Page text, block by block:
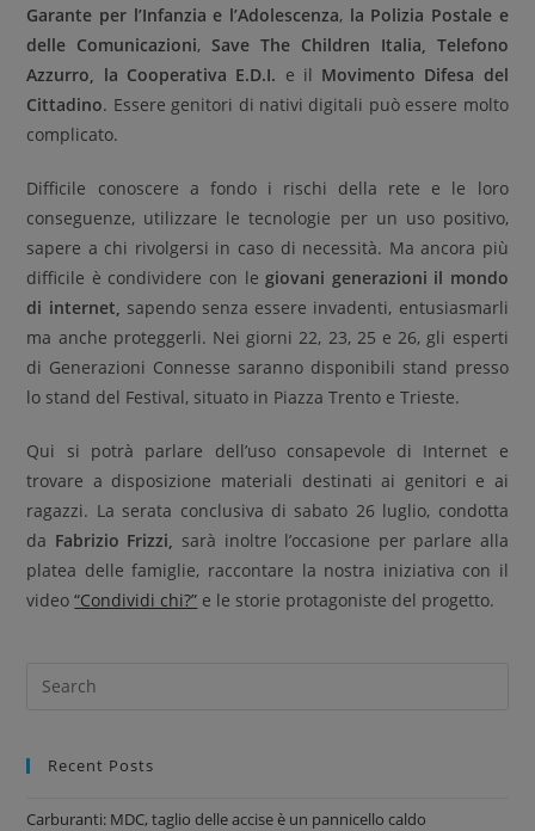
Garante per l’Infanzia e l’Adolescenza, la Polizia Postale e
delle Comunicazioni,Save The Children Italia, Telefono
Azzurro, la Cooperativa E.D.I. e il Movimento Difesa del
Cittadino. Essere genitori di nativi digitali può essere molto
complicato.
Difficile conoscere a fondo i rischi della rete e le loro
conseguenze, utilizzare le tecnologie per un uso positivo,
sapere a chi rivolgersi in caso di necessità. Ma ancora più
difficile è condividere con le giovani generazioni il mondo
di internet, sapendo senza essere invadenti, entusiasmarli
ma anche proteggerli. Nei giorni 22, 23, 25 e 26, gli esperti
di Generazioni Connesse saranno disponibili stand presso
lo stand del Festival, situato in Piazza Trento e Trieste.
Qui si potrà parlare dell’uso consapevole di Internet e
trovare a disposizione materiali destinati ai genitori e ai
ragazzi. La serata conclusiva di sabato 26 luglio, condotta
da Fabrizio Frizzi,
sarà inoltre l’occasione per parlare alla
platea delle famiglie, raccontare la nostra iniziativa con il
video“Condividi chi?” e le storie protagoniste del progetto.
Recent Posts
Carburanti: MDC, taglio delle accise è un pannicello caldo